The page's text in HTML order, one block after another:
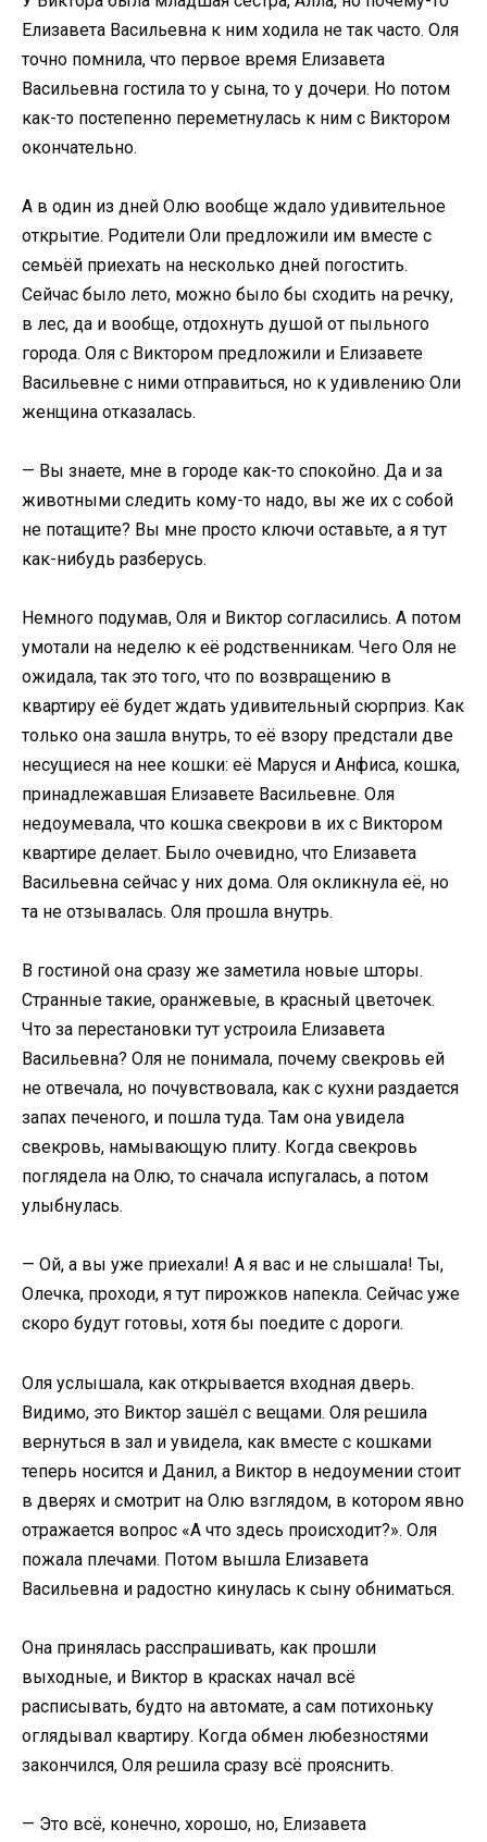
Елизавета Васильевна к ним ходила не так часто. Оля
точно помнила, что первое время Елизавета
Васильевна гостила то у сына, то у дочери. Но потом
как-то постепенно переметнулась к ним с Виктором
окончательно.
А в один из дней Олю вообще ждало удивительное
открытие. Родители Оли предложили им вместе с
семьёй приехать на несколько дней погостить.
Сейчас было лето, можно было бы сходить на речку,
в лес, да и вообще, отдохнуть душой от пыльного
города. Оля с Виктором предложили и Елизавете
Васильевне с ними отправиться, но к удивлению Оли
женщина отказалась.
— Вы знаете, мне в городе как-то спокойно. Да и за
животными следить кому-то надо, вы же их с собой
не потащите? Вы мне просто ключи оставьте, а я тут
как-нибудь разберусь.
Немного подумав, Оля и Виктор согласились. А потом
умотали на неделю к её родственникам. Чего Оля не
ожидала, так это того, что по возвращению в
квартиру её будет ждать удивительный сюрприз. Как
только она зашла внутрь, то её взору предстали две
несущиеся на нее кошки: её Маруся и Анфиса, кошка,
принадлежавшая Елизавете Васильевне. Оля
недоумевала, что кошка свекрови в их с Виктором
квартире делает. Было очевидно, что Елизавета
Васильевна сейчас у них дома. Оля окликнула её, но
та не отзывалась. Оля прошла внутрь.
В гостиной она сразу же заметила новые шторы.
Странные такие, оранжевые, в красный цветочек.
Что за перестановки тут устроила Елизавета
Васильевна? Оля не понимала, почему свекровь ей
не отвечала, но почувствовала, как с кухни раздается
запах печеного, и пошла туда. Там она увидела
свекровь, намывающую плиту. Когда свекровь
поглядела на Олю, то сначала испугалась, а потом
улыбнулась.
— Ой, а вы уже приехали! А я вас и не слышала! Ты,
Олечка, проходи, я тут пирожков напекла. Сейчас уже
скоро будут готовы, хотя бы поедите с дороги.
Оля услышала, как открывается входная дверь.
Видимо, это Виктор зашёл с вещами. Оля решила
вернуться в зал и увидела, как вместе с кошками
теперь носится и Данил, а Виктор в недоумении стоит
в дверях и смотрит на Олю взглядом, в котором явно
отражается вопрос «А что здесь происходит?». Оля
пожала плечами. Потом вышла Елизавета
Васильевна и радостно кинулась к сыну обниматься.
Она принялась расспрашивать, как прошли
выходные, и Виктор в красках начал всё
расписывать, будто на автомате, а сам потихоньку
оглядывал квартиру. Когда обмен любезностями
закончился, Оля решила сразу всё прояснить.
— Это всё, конечно, хорошо, но, Елизавета